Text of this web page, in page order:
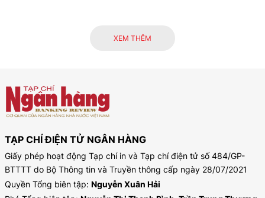
XEM THÊM
TẠP CHÍ ĐIỆN TỬ NGÂN HÀNG
Giấy phép hoạt động Tạp chí in và Tạp chí điện tử số 484/GP-
BTTTT do Bộ Thông tin và Truyền thông cấp ngày 28/07/2021
Quyền Tổng biên tập: Nguyễn Xuân Hải